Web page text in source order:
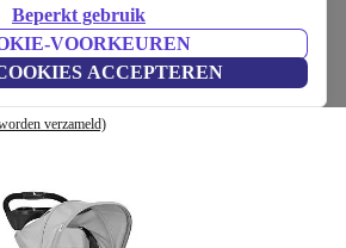
Beperkt gebruik
VOORKEUREN
ACCEPTEREN
ll buggy
verzameld)